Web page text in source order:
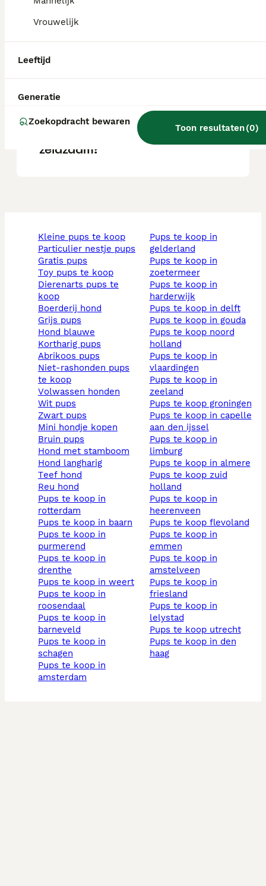
Vrouwelijk
Leeftijd
Generatie
Zoekopdracht bewaren
Toon resultaten(0)
Zijn Cesky Fousek goede
Is de Cesky Terriër
zeldzaam?
kleine pups te koop
particulier nestje pups
gratis pups
toy pups te koop
dierenarts pups te
koop
boerderij hond
grijs pups
hond blauwe
kortharig pups
abrikoos pups
niet-rashonden pups
te koop
volwassen honden
wit pups
zwart pups
mini hondje kopen
bruin pups
hond met stamboom
hond langharig
teef hond
reu hond
pups te koop in
rotterdam
pups te koop in baarn
pups te koop in
purmerend
pups te koop in
drenthe
pups te koop in weert
pups te koop in
roosendaal
pups te koop in
barneveld
pups te koop in
schagen
pups te koop in
amsterdam
pups te koop in
gelderland
pups te koop in
zoetermeer
pups te koop in
harderwijk
pups te koop in delft
pups te koop in gouda
pups te koop noord
holland
pups te koop in
vlaardingen
pups te koop in
zeeland
pups te koop groningen
pups te koop in capelle
aan den ijssel
pups te koop in
limburg
pups te koop in almere
pups te koop zuid
holland
pups te koop in
heerenveen
pups te koop flevoland
pups te koop in
emmen
pups te koop in
amstelveen
pups te koop in
friesland
pups te koop in
lelystad
pups te koop utrecht
pups te koop in den
haag